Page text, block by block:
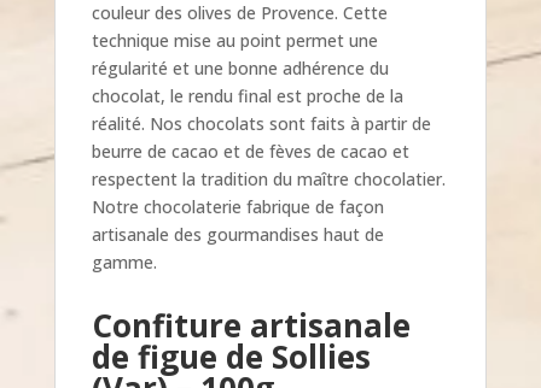
couleur des olives de Provence. Cette
technique mise au point permet une
régularité et une bonne adhérence du
chocolat, le rendu final est proche de la
réalité. Nos chocolats sont faits à partir de
beurre de cacao et de fèves de cacao et
respectent la tradition du maître chocolatier.
Notre chocolaterie fabrique de façon
artisanale des gourmandises haut de
gamme.
Confiture artisanale
de figue de Sollies